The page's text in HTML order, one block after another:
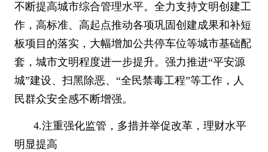
不断提高城市综合管理水平。全力支持文明创建工
作，高标准、高起点推动各项巩固创建成果和补短
板项目的落实，大幅增加公共停车位等城市基础配
套，城市文明程度进一步提升。强力推进“平安源
城”建设、 扫黑除恶、 “全民禁毒工程”等工作，人
民群众安全感不断增强。
4.注重强化监管，多措并举促改革，理财水平
明显提高